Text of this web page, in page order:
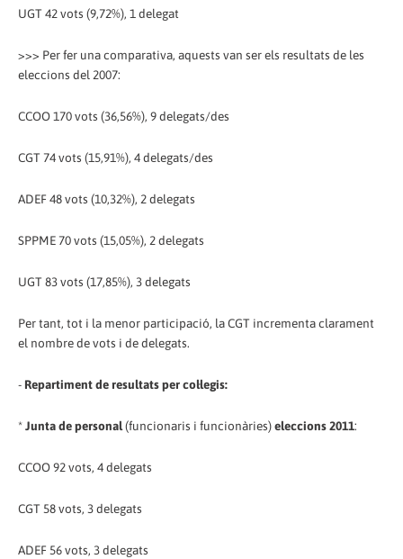
UGT 42 vots (9,72%), 1 delegat
>>> Per fer una comparativa, aquests van ser els resultats de les
eleccions del 2007:
CCOO 170 vots (36,56%), 9 delegats/des
CGT 74 vots (15,91%), 4 delegats/des
ADEF 48 vots (10,32%), 2 delegats
SPPME 70 vots (15,05%), 2 delegats
UGT 83 vots (17,85%), 3 delegats
Per tant, tot i la menor participació, la CGT incrementa clarament
el nombre de vots i de delegats.
- Repartiment de resultats per col·legis:
*Junta de personal(funcionaris i funcionàries)eleccions 2011:
CCOO 92 vots, 4 delegats
CGT 58 vots, 3 delegats
ADEF 56 vots, 3 delegats